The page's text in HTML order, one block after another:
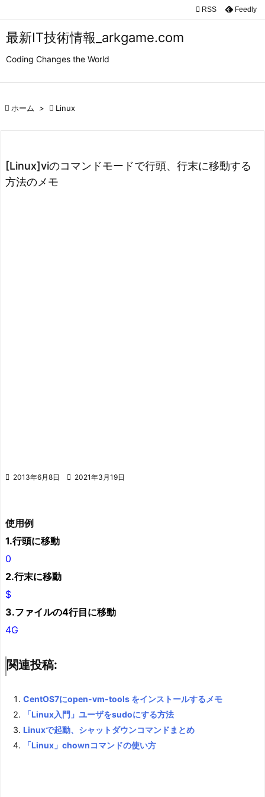
最新IT技術情報_arkgame.com
Coding Changes the World


検索
 RSS Feedly
 ホーム >  Linux
[Linux]viのコマンドモードで行頭、行末に移動する
方法のメモ
 2013年6月8日  2021年3月19日
使用例
1.行頭に移動
0
2.行末に移動
$
3.ファイルの4行目に移動
4G
関連投稿:
CentOS7にopen-vm-tools をインストールするメモ
「Linux入門」ユーザをsudoにする方法
Linuxで起動、シャットダウンコマンドまとめ
「Linux」chownコマンドの使い方